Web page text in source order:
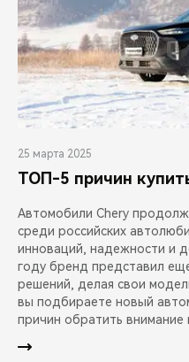
25 марта 2025
ТОП-5 причин
Автомобили Chery
среди российских
инноваций, надежности и
году бренд представил
решений, делая свои
вы подбираете новый
причин обратить внимание